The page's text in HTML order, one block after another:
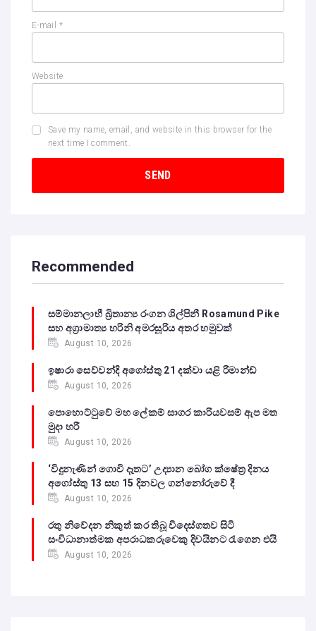
E-mail *
Website
Save my name, email, and website in this browser for the
next time I comment.
Recommended
සම්මානලාභී බ්‍රිතාන්‍ය රංගන ශිල්පිනී Rosamund Pike
සහ අග්‍රාමාත්‍ය හරිනි අමරසූරිය අතර හමුවක්
August 10, 2026
ඉෂාරා සෙව්වන්දි අගෝස්තු 21 දක්වා යළි රිමාන්ඩ්
August 10, 2026
පොහොට්ටුවේ මහ ලේකම් සාගර කාරියවසම් ඇප මත
මුදා හරී
August 10, 2026
‘විදුනැණින් ගොවි දෑතට’ උද්‍යාන බෝග ක්ෂේත්‍ර දිනය
අගෝස්තු 13 සහ 15 දිනවල ගන්නෝරුවේ දී
August 10, 2026
රතු නිවේදන නිකුත් කර තිබූ විදෙස්ගතව සිටි
සංවිධානාත්මක අපරාධකරුවෙකු දිවයිනට රැගෙන එයි
August 10, 2026